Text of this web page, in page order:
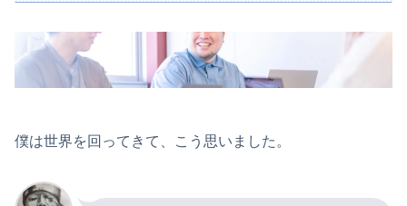
僕は世界を回ってきて、こう思いました。